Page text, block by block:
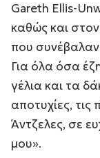
Gareth Ellis-
καθώς και
που συνέβαλαν
Για όλα όσα
γέλια και τα
αποτυχίες,
Άντζελες, σε
μου».